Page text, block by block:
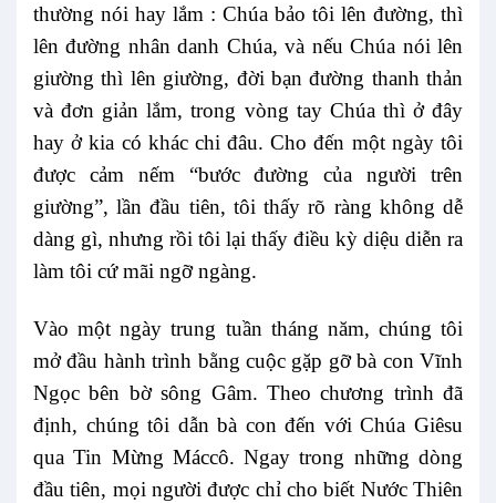
thường nói hay lắm : Chúa bảo tôi lên đường, thì
lên đường nhân danh Chúa, và nếu Chúa nói lên
giường thì lên giường, đời bạn đường thanh thản
và đơn giản lắm, trong vòng tay Chúa thì ở đây
hay ở kia có khác chi đâu. Cho đến một ngày tôi
được cảm nếm “bước đường của người trên
giường”, lần đầu tiên, tôi thấy rõ ràng không dễ
dàng gì, nhưng rồi tôi lại thấy điều kỳ diệu diễn ra
làm tôi cứ mãi ngỡ ngàng.
Vào một ngày trung tuần tháng năm, chúng tôi
mở đầu hành trình bằng cuộc gặp gỡ bà con Vĩnh
Ngọc bên bờ sông Gâm. Theo chương trình đã
định, chúng tôi dẫn bà con đến với Chúa Giêsu
qua Tin Mừng Máccô. Ngay trong những dòng
đầu tiên, mọi người được chỉ cho biết Nước Thiên